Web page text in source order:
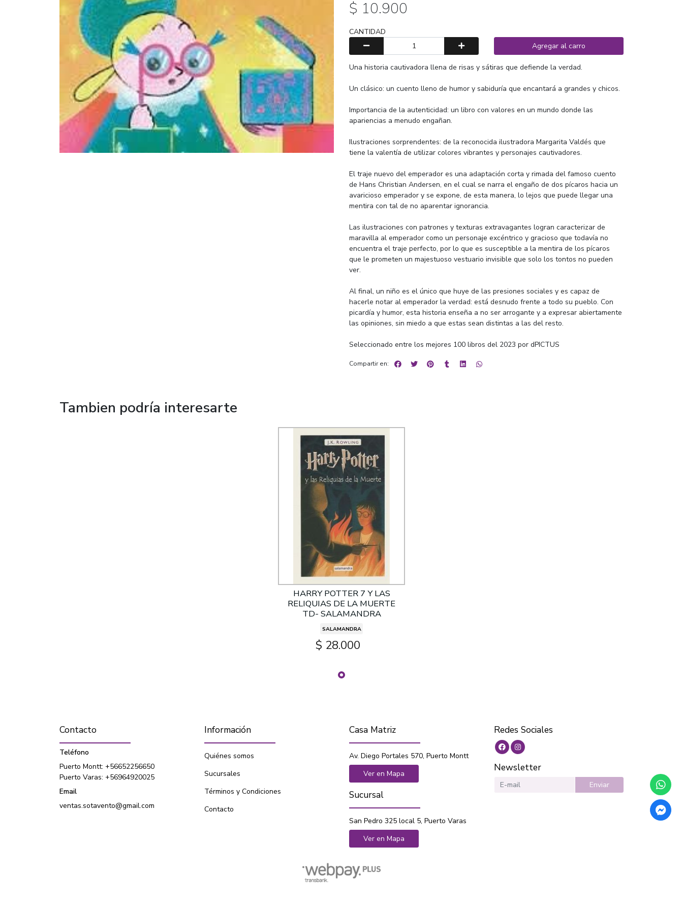
$ 10.900
CANTIDAD
Agregar al carro
Una historia cautivadora llena de risas y sátiras que defiende la verdad.
Un clásico: un cuento lleno de humor y sabiduría que encantará a grandes y chicos.
Importancia de la autenticidad: un libro con valores en un mundo donde las
apariencias a menudo engañan.
Ilustraciones sorprendentes: de la reconocida ilustradora Margarita Valdés que
tiene la valentía de utilizar colores vibrantes y personajes cautivadores.
El traje nuevo del emperador es una adaptación corta y rimada del famoso cuento
de Hans Christian Andersen, en el cual se narra el engaño de dos pícaros hacia un
avaricioso emperador y se expone, de esta manera, lo lejos que puede llegar una
mentira con tal de no aparentar ignorancia.
Las ilustraciones con patrones y texturas extravagantes logran caracterizar de
maravilla al emperador como un personaje excéntrico y gracioso que todavía no
encuentra el traje perfecto, por lo que es susceptible a la mentira de los pícaros
que le prometen un majestuoso vestuario invisible que solo los tontos no pueden
ver.
Al final, un niño es el único que huye de las presiones sociales y es capaz de
hacerle notar al emperador la verdad: está desnudo frente a todo su pueblo. Con
picardía y humor, esta historia enseña a no ser arrogante y a expresar abiertamente
las opiniones, sin miedo a que estas sean distintas a las del resto.
Seleccionado entre los mejores 100 libros del 2023 por dPICTUS
Compartir en:
Tambien podría interesarte
HARRY POTTER 7 Y LAS
RELIQUIAS DE LA MUERTE
TD- SALAMANDRA
SALAMANDRA
$ 28.000
Contacto
Teléfono
Puerto Montt: +56652256650
Puerto Varas: +56964920025
Email
ventas.sotavento@gmail.com
Información
Quiénes somos
Sucursales
Términos y Condiciones
Contacto
Casa Matriz
Av. Diego Portales 570, Puerto Montt
Ver en Mapa
Sucursal
San Pedro 325 local 5, Puerto Varas
Ver en Mapa
Redes Sociales
Newsletter
Enviar